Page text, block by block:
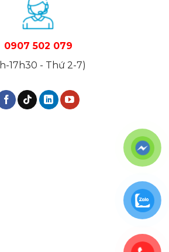
0907 502 079
17h30 - Thứ 2-7)